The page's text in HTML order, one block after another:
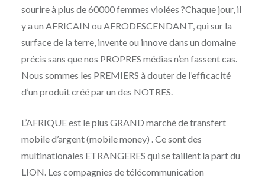
sourire à plus de 60000 femmes violées ?Chaque jour, il
y a un AFRICAIN ou AFRODESCENDANT, qui sur la
surface de la terre, invente ou innove dans un domaine
précis sans que nos PROPRES médias n’en fassent cas.
Nous sommes les PREMIERS à douter de l’efficacité
d’un produit créé par un des NOTRES.
L’AFRIQUE est le plus GRAND marché de transfert
mobile d’argent (mobile money) . Ce sont des
multinationales ETRANGERES qui se taillent la part du
LION. Les compagnies de télécommunication